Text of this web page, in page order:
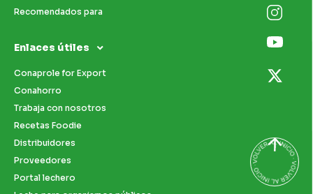
Recomendados para
Enlaces útiles
Conaprole for Export
Conahorro
Trabaja con nosotros
Recetas Foodie
Distribuidores
Proveedores
Portal lechero